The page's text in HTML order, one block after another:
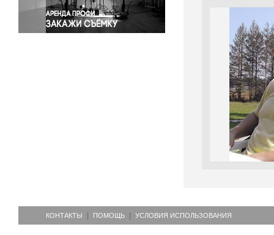
Экономика и бизнес
КОНТАКТЫ ПОМОЩЬ УСЛОВИЯ ИСПОЛЬЗОВАНИЯ